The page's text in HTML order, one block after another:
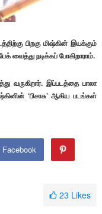
பிறகு மிஷ்கின் இயக்கும்
வைத்து நடிக்கப் போகிறாராம்.
வருகிறார். இப்படத்தை பாலா
‘பிசாசு’ ஆகிய படங்கள்
23 Likes